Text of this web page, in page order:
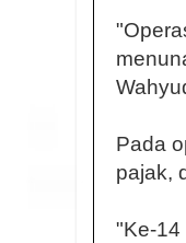
Pada
pajak,
"Ke-14